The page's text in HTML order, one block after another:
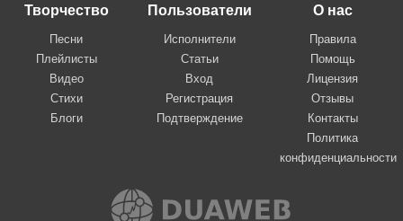
Творчество
Песни
Плейлисты
Видео
Стихи
Блоги
Пользователи
Исполнители
Статьи
Вход
Регистрация
Подтверждение
О нас
Правила
Помощь
Лицензия
Отзывы
Контакты
Политика
конфиденциальности